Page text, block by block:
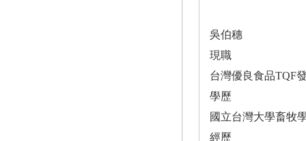
吳伯穗
現職
台灣優良食品TQF
學歷
國立台灣大學畜牧
經歷